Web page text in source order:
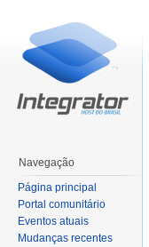
Navegação
Página principal
Portal comunitário
Eventos atuais
Mudanças recentes